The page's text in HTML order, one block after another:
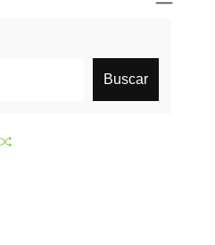
Buscar